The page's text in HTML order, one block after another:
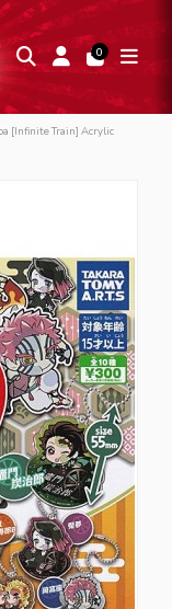
0
[Infinite Train] Acrylic